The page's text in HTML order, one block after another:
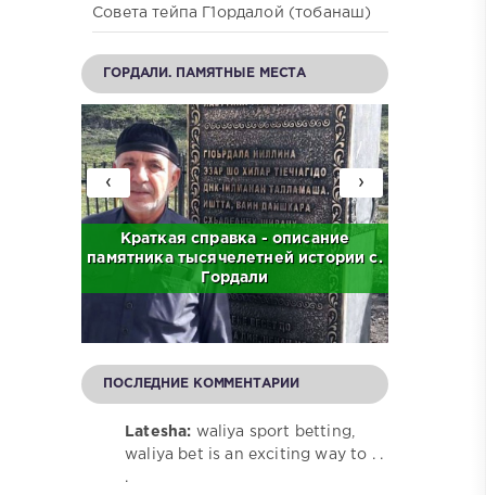
Совета тейпа Г1ордалой (тобанаш)
ГОРДАЛИ. ПАМЯТНЫЕ МЕСТА
Краткая справка - описание
памятника тысячелетней истории с.
Гордали
›
‹
ПОСЛЕДНИЕ КОММЕНТАРИИ
Latesha: waliya sport betting,
waliya bet is an exciting way to . .
.